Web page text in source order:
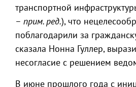
транспортной
– прим. ред.), что
поблагодарили за
сказала Нонна Гуллер,
несогласие с решением
В июне прошлого года с